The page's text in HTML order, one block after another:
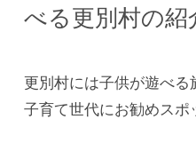
べる更別村の紹
更別村には子供が遊べる
子育て世代にお勧めスポ